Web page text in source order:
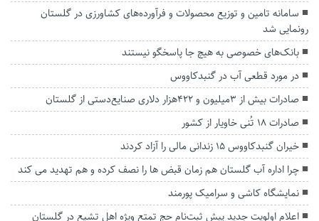
سامانه تامین و توزیع محصولات و فرآورده‌های کشاورزی در گلستان
رونمایی شد
بانک‌های خصوصی به هیچ جا پاسخگو نیستند
در مورد قطعی آب در گنبدکاووس
صادرات بیش از ۳میلیون و ۴۲۲هزار دلاری صنایع‌دستی از گلستان
صادرات ۱۸ تُنی خاویار از کشور
خیران گنبدکاووس ۱۵ زندانی مالی را آزاد کردند
چرا اداره آب گلستان هم زمان قبض ها را نصف کرده و هم تهدید می کند
نمایشگاه کاشی و سرامیک پورمند
اعلام اولویت جدید پیش ثبت‌نام حج تمتع ویژه اهل تشیع در گلستان